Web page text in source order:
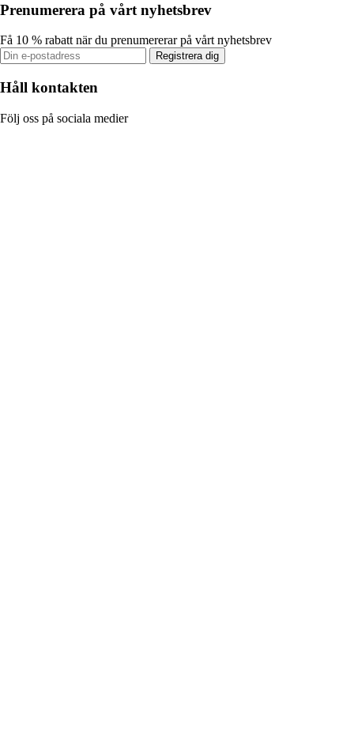
Prenumerera på vårt nyhetsbrev
Få 10 % rabatt när du prenumererar på vårt nyhetsbrev
Registrera dig
Håll kontakten
Följ oss på sociala medier